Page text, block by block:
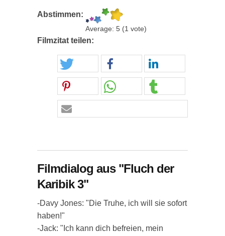
Abstimmen:
Average: 5 (1 vote)
Filmzitat teilen:
Filmdialog aus "Fluch der
Karibik 3"
-Davy Jones: "Die Truhe, ich will sie sofort
haben!"
-Jack: "Ich kann dich befreien, mein